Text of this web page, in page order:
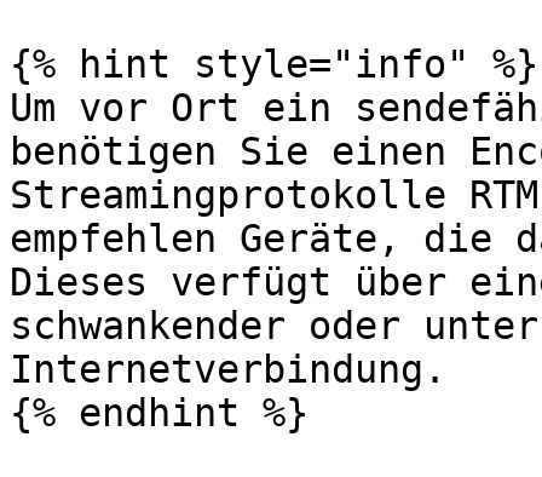
{% hint style="info" %}
Um vor Ort ein
benötigen Sie einen
Streamingprotokolle
empfehlen Geräte, die
Dieses verfügt über
schwankender oder
Internetverbindung.
{% endhint %}